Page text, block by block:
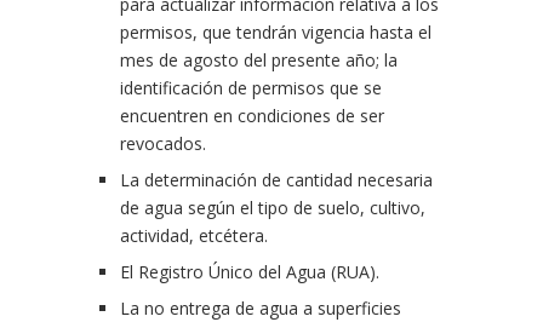
permisos, que tendrán vigencia hasta el
mes de agosto del presente año; la
identificación de permisos que se
encuentren en condiciones de ser
revocados.
La determinación de cantidad necesaria
de agua según el tipo de suelo, cultivo,
actividad, etcétera.
El Registro Único del Agua (RUA).
La no entrega de agua a superficies